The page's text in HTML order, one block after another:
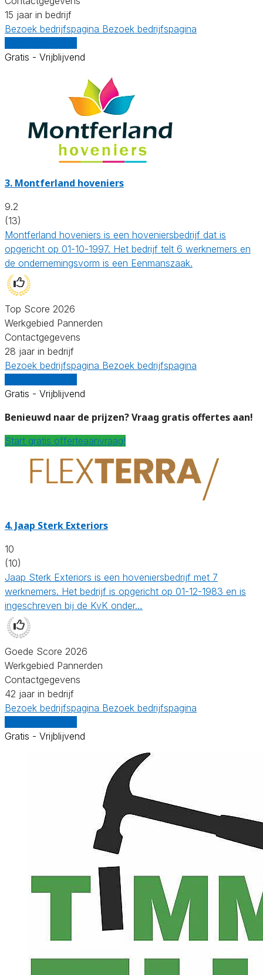
15 jaar in bedrijf
Bezoek bedrijfspagina Bezoek bedrijfspagina
Gratis - Vrijblijvend
3. Montferland hoveniers
9.2
(13)
Montferland hoveniers is een hoveniersbedrijf dat is
opgericht op 01-10-1997. Het bedrijf telt 6 werknemers en
de ondernemingsvorm is een Eenmanszaak.
Top Score 2026
Werkgebied Pannerden
Contactgegevens
28 jaar in bedrijf
Bezoek bedrijfspagina Bezoek bedrijfspagina
Gratis - Vrijblijvend
Benieuwd naar de prijzen? Vraag gratis offertes aan!
Start gratis offerteaanvraag!
4. Jaap Sterk Exteriors
10
(10)
Jaap Sterk Exteriors is een hoveniersbedrijf met 7
werknemers. Het bedrijf is opgericht op 01-12-1983 en is
ingeschreven bij de KvK onder…
Goede Score 2026
Werkgebied Pannerden
Contactgegevens
42 jaar in bedrijf
Bezoek bedrijfspagina Bezoek bedrijfspagina
Gratis - Vrijblijvend